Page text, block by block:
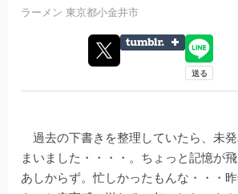
ラーメン 東京都小金井市
過去の下書きを整理していたら、未
まいました・・・・。ちょっと記憶が
あしからず。忙しかったもんな・・・昨